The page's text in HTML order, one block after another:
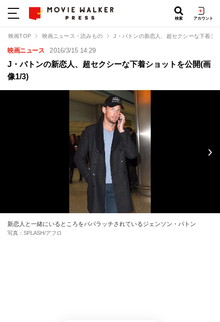
検索 アカウント
映画TOP 映画ニュース・読みもの J・バトンの新恋人、超セクシーな下着シ
映画ニュース 2016/3/15 14:29
J・バトンの新恋人、超セクシーな下着ショットを公開(画
像1/3)
新恋人と一緒にいるところをパパラッチされているジェンソン・バトン
写真：SPLASH/アフロ